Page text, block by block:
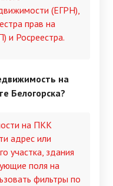
(ЕГРН),
прав на
и Росреестра.
на
Белогорска?
на ПКК
адрес или
участка, здания
поля на
фильтры по